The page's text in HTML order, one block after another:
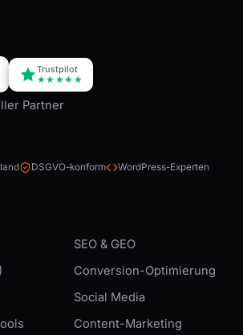
Trustpilot
★★★★★
DSGVO-konform WordPress-Experten
SEO & GEO
Conversion-Optimierung
Social Media
Content-Marketing